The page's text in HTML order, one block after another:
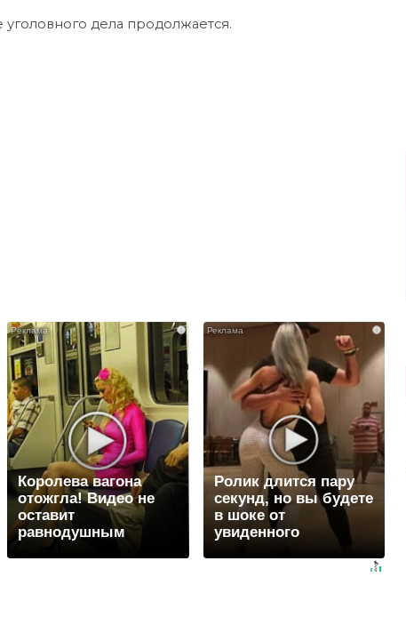
дела продолжается.
i
Королева вагона
отожгла! Видео не
оставит
равнодушным
i
Ролик длится пару
секунд, но вы будете
в шоке от
увиденного